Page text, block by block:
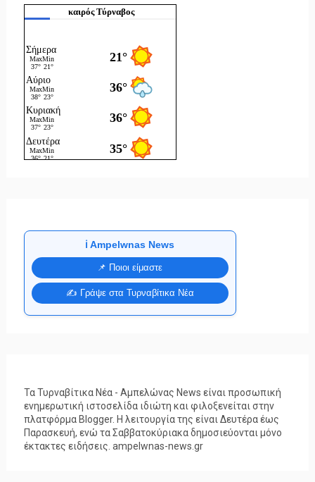
καιρός Τύρναβος
ℹ️ Ampelwnas News
📌 Ποιοι είμαστε
✍️ Γράψε στα Τυρναβίτικα Νέα
Τα Τυρναβίτικα Νέα - Αμπελώνας News είναι προσωπική
ενημερωτική ιστοσελίδα ιδιώτη και φιλοξενείται στην
πλατφόρμα Blogger. Η λειτουργία της είναι Δευτέρα έως
Παρασκευή, ενώ τα Σαββατοκύριακα δημοσιεύονται μόνο
έκτακτες ειδήσεις. ampelwnas-news.gr